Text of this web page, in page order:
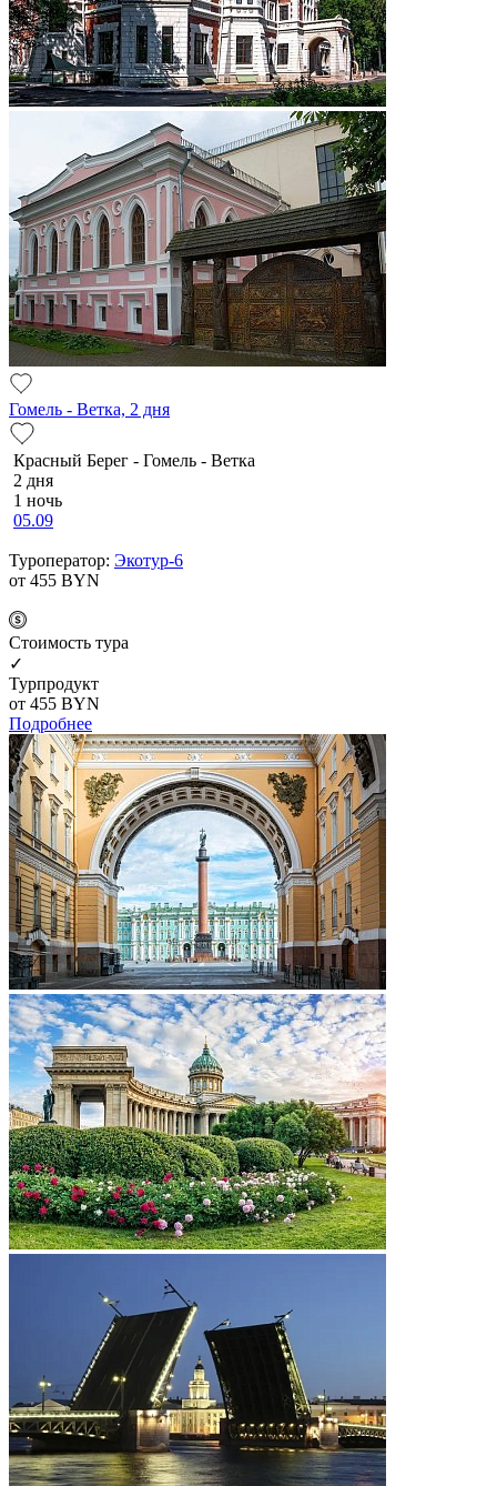
Гомель - Ветка, 2 дня
Красный Берег - Гомель - Ветка
2 дня
1 ночь
05.09
Туроператор: Экотур-6
от 455 BYN
Cтоимость тура
✓
Турпродукт
от 455 BYN
Подробнее